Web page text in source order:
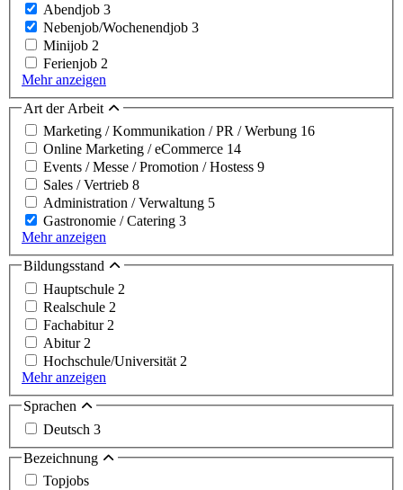
Abendjob 3
Nebenjob/Wochenendjob 3
Minijob 2
Ferienjob 2
Mehr anzeigen
Art der Arbeit
Marketing / Kommunikation / PR / Werbung 16
Online Marketing / eCommerce 14
Events / Messe / Promotion / Hostess 9
Sales / Vertrieb 8
Administration / Verwaltung 5
Gastronomie / Catering 3
Mehr anzeigen
Bildungsstand
Hauptschule 2
Realschule 2
Fachabitur 2
Abitur 2
Hochschule/Universität 2
Mehr anzeigen
Sprachen
Deutsch 3
Bezeichnung
Topjobs